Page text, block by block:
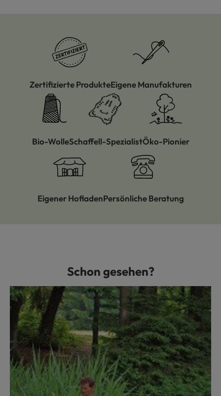
Zertifizierte ProdukteEigene Manufakturen
Bio-WolleSchaffell-SpezialistÖko-Pionier
Eigener HofladenPersönliche Beratung
Produktgalerie überspringenSchon gesehen?